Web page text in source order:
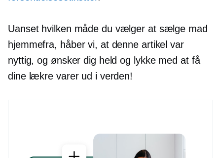
Uanset hvilken måde du vælger at sælge mad
hjemmefra, håber vi, at denne artikel var
nyttig, og ønsker dig held og lykke med at få
dine lækre varer ud i verden!